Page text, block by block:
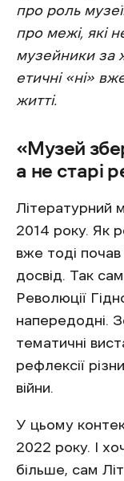
про роль
про межі, які
музейники за
етичні «ні»
житті.
«Музей
а не старі
Літературний
2014 року. Як
вже тоді
досвід. Так
Революції
напередодні.
тематичні
рефлексії
війни.
У цьому
2022 року. І
більше, сам